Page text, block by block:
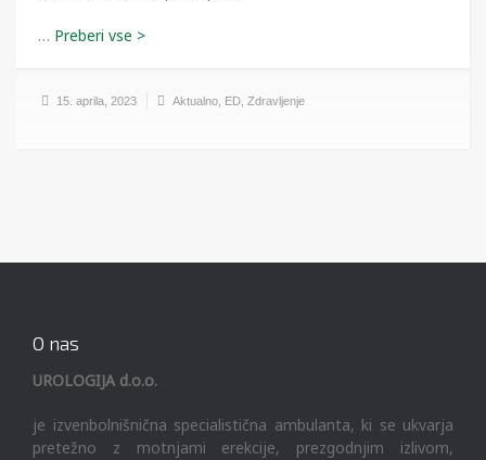
…
15. aprila, 2023 Aktualno ED Zdravljenje
O nas
UROLOGIJA d.o.o.
je izvenbolnišnična specialistična ambulanta, ki se ukvarja
pretežno z motnjami erekcije, prezgodnjim izlivom,